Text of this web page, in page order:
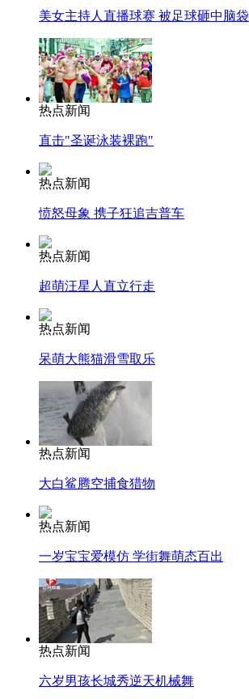
美女主持人直播球赛 被足球砸中脑袋
热点新闻
直击"圣诞泳装裸跑"
热点新闻
愤怒母象 携子狂追吉普车
热点新闻
超萌汪星人直立行走
热点新闻
呆萌大熊猫滑雪取乐
热点新闻
大白鲨腾空捕食猎物
热点新闻
一岁宝宝爱模仿 学街舞萌态百出
热点新闻
六岁男孩长城秀逆天机械舞